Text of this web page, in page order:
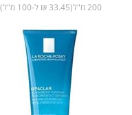
200 מ"ל(33.45 ₪ ל-100 מ"ל)